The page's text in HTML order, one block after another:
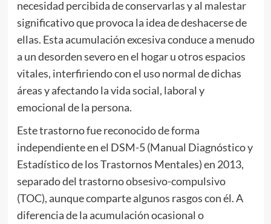
necesidad percibida de conservarlas y al malestar
significativo que provoca la idea de deshacerse de
ellas. Esta acumulación excesiva conduce a menudo
a un desorden severo en el hogar u otros espacios
vitales, interfiriendo con el uso normal de dichas
áreas y afectando la vida social, laboral y
emocional de la persona.
Este trastorno fue reconocido de forma
independiente en el DSM-5 (Manual Diagnóstico y
Estadístico de los Trastornos Mentales) en 2013,
separado del trastorno obsesivo-compulsivo
(TOC), aunque comparte algunos rasgos con él. A
diferencia de la acumulación ocasional o